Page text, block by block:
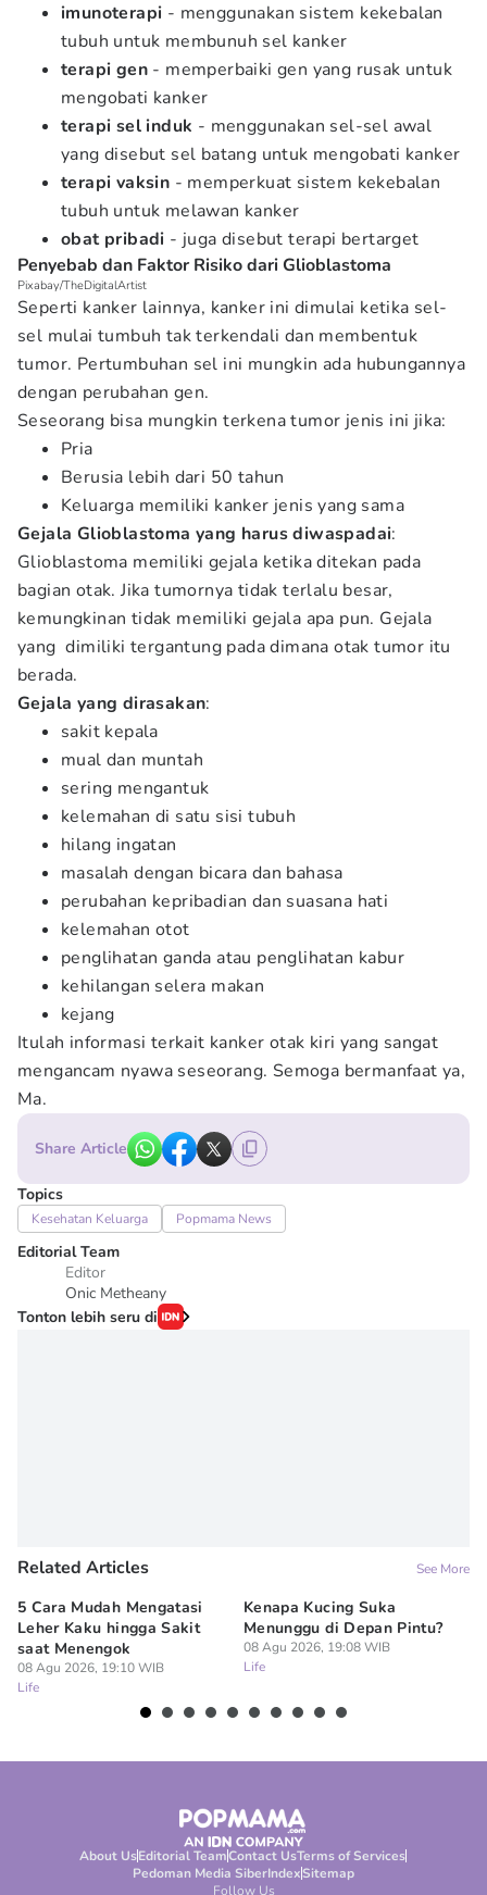
imunoterapi - menggunakan sistem kekebalan
tubuh untuk membunuh sel kanker
terapi gen - memperbaiki gen yang rusak untuk
mengobati kanker
terapi sel induk - menggunakan sel-sel awal
yang disebut sel batang untuk mengobati kanker
terapi vaksin - memperkuat sistem kekebalan
tubuh untuk melawan kanker
obat pribadi - juga disebut terapi bertarget
Penyebab dan Faktor Risiko dari Glioblastoma
Pixabay/TheDigitalArtist
Seperti kanker lainnya, kanker ini dimulai ketika sel-
sel mulai tumbuh tak terkendali dan membentuk
tumor. Pertumbuhan sel ini mungkin ada hubungannya
dengan perubahan gen.
Seseorang bisa mungkin terkena tumor jenis ini jika:
Pria
Berusia lebih dari 50 tahun
Keluarga memiliki kanker jenis yang sama
Gejala Glioblastoma yang harus diwaspadai:
Glioblastoma memiliki gejala ketika ditekan pada
bagian otak. Jika tumornya tidak terlalu besar,
kemungkinan tidak memiliki gejala apa pun. Gejala
yang dimiliki tergantung pada dimana otak tumor itu
berada.
Gejala yang dirasakan:
sakit kepala
mual dan muntah
sering mengantuk
kelemahan di satu sisi tubuh
hilang ingatan
masalah dengan bicara dan bahasa
perubahan kepribadian dan suasana hati
kelemahan otot
penglihatan ganda atau penglihatan kabur
kehilangan selera makan
kejang
Itulah informasi terkait kanker otak kiri yang sangat
mengancam nyawa seseorang. Semoga bermanfaat ya,
Ma.
Share Article
Topics
Kesehatan Keluarga Popmama News
Editorial Team
Editor
Onic Metheany
Tonton lebih seru di
Related Articles See More
5 Cara Mudah Mengatasi
Leher Kaku hingga Sakit
saat Menengok
08 Agu 2026, 19:10 WIB
Life
Kenapa Kucing Suka
Menunggu di Depan Pintu?
08 Agu 2026, 19:08 WIB
Life
About UsEditorial TeamContact UsTerms of Services
Pedoman Media SiberIndexSitemap
Follow Us